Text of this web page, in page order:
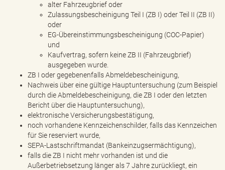
alter Fahrzeugbrief oder
Zulassungsbescheinigung Teil I (ZB I) oder Teil II (ZB II)
oder
EG-Übereinstimmungsbescheinigung (COC-Papier)
und
Kaufvertrag, sofern keine ZB II (Fahrzeugbrief)
ausgegeben wurde.
ZB I oder gegebenenfalls Abmeldebescheinigung,
Nachweis über eine gültige Hauptuntersuchung (zum Beispiel
durch die Abmeldebescheinigung, die ZB I oder den letzten
Bericht über die Hauptuntersuchung),
elektronische Versicherungsbestätigung,
noch vorhandene Kennzeichenschilder, falls das Kennzeichen
für Sie reserviert wurde,
SEPA-Lastschriftmandat (Bankeinzugsermächtigung),
falls die ZB I nicht mehr vorhanden ist und die
Außerbetriebsetzung länger als 7 Jahre zurückliegt, ein